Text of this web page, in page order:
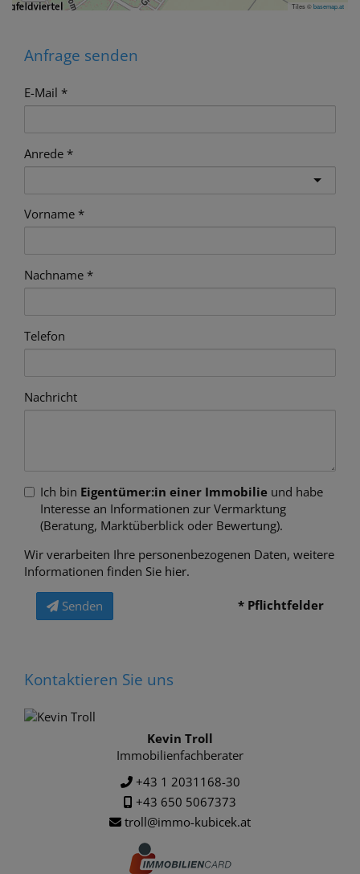
Tiles ©basemap.at
Anfrage senden
E-Mail
Anrede
Vorname
Nachname
Telefon
Nachricht
Ich bin Eigentümer:in einer Immobilie und habe
Interesse an Informationen zur Vermarktung
(Beratung, Marktüberblick oder Bewertung).
Wir verarbeiten Ihre personenbezogenen Daten, weitere
Informationen finden Sie hier.
Senden * Pflichtfelder
Kontaktieren Sie uns
Kevin Troll
Immobilienfachberater
+43 1 2031168-30
+43 650 5067373
troll@immo-kubicek.at